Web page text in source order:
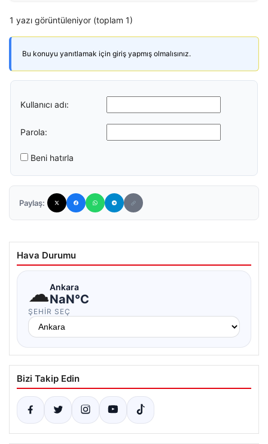
1 yazı görüntüleniyor (toplam 1)
Bu konuyu yanıtlamak için giriş yapmış olmalısınız.
Kullanıcı adı:
Parola:
Beni hatırla
Paylaş:
Hava Durumu
☁Ankara
NaN°C
ŞEHIR SEÇ
Bizi Takip Edin